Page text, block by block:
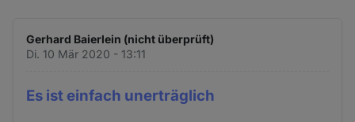
Gerhard Baierlein (nicht überprüft)
Di. 10 Mär 2020 - 13:11
Es ist einfach unerträglich